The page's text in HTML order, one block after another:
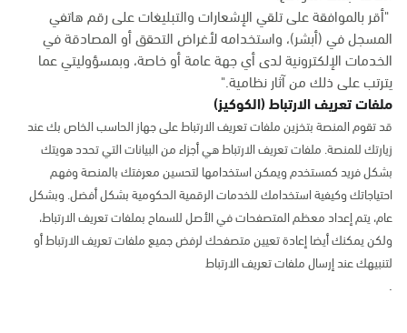
"أقر بالموافقة على تلقي الإشعارات والتبليغات على رقم هاتفي
المسجل في (أبشر)، واستخدامه لأغراض التحقق أو المصادقة في
الخدمات الإلكترونية لدى أي جهة عامة أو خاصة، وبمسؤوليتي عما
يترتب على ذلك من آثار نظامية."
ملفات تعريف الارتباط (الكوكيز)
قد تقوم المنصة بتخزين ملفات تعريف الارتباط على جهاز الحاسب الخاص بك عند
زيارتك للمنصة. ملفات تعريف الارتباط هي أجزاء من البيانات التي تحدد هويتك
بشكل فريد كمستخدم ويمكن استخدامها لتحسين معرفتك بالمنصة وفهم
احتياجاتك وكيفية استخدامك للخدمات الرقمية الحكومية بشكل أفضل. وبشكل
عام، يتم إعداد معظم المتصفحات في الأصل للسماح بملفات تعريف الارتباط،
ولكن يمكنك أيضا إعادة تعيين متصفحك لرفض جميع ملفات تعريف الارتباط أو
لتنبيهك عند إرسال ملفات تعريف الارتباط
.